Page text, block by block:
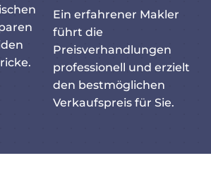
Ein erfahrener Makler
führt die
Preisverhandlungen
professionell und erzielt
den bestmöglichen
Verkaufspreis für Sie.